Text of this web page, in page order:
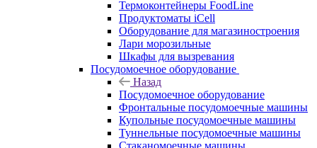
Термоконтейнеры FoodLine
Продуктоматы iCell
Оборудование для магазиностроения
Лари морозильные
Шкафы для вызревания
Посудомоечное оборудование
Назад
Посудомоечное оборудование
Фронтальные посудомоечные машины
Купольные посудомоечные машины
Туннельные посудомоечные машины
Стаканомоечные машины